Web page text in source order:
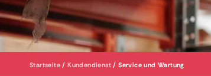
Startseite /Kundendienst /Service und Wartung